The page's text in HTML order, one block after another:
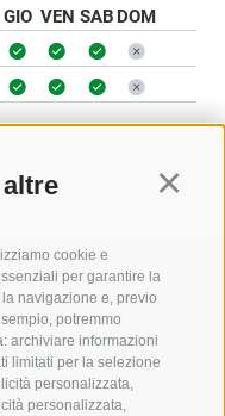
cookie e
per garantire la
navigazione e, previo
potremmo
archiviare informazioni
limitati per la selezione
personalizzata,
personalizzata,
GIO VEN SAB DOM
SPORT E
MOMENTI